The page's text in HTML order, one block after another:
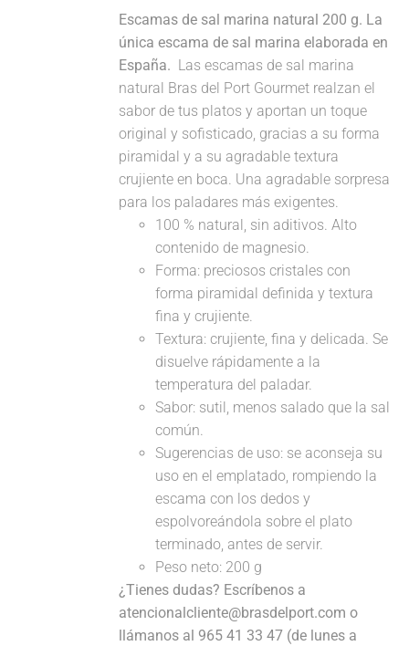
Escamas de sal marina natural 200 g. La
única escama de sal marina elaborada en
España. Las escamas de sal marina
natural Bras del Port Gourmet realzan el
sabor de tus platos y aportan un toque
original y sofisticado, gracias a su forma
piramidal y a su agradable textura
crujiente en boca. Una agradable sorpresa
para los paladares más exigentes.
100 % natural, sin aditivos. Alto
contenido de magnesio.
Forma: preciosos cristales con
forma piramidal definida y textura
fina y crujiente.
Textura: crujiente, fina y delicada. Se
disuelve rápidamente a la
temperatura del paladar.
Sabor: sutil, menos salado que la sal
común.
Sugerencias de uso: se aconseja su
uso en el emplatado, rompiendo la
escama con los dedos y
espolvoreándola sobre el plato
terminado, antes de servir.
Peso neto: 200 g
¿Tienes dudas? Escríbenos a
atencionalcliente@brasdelport.com o
llámanos al 965 41 33 47 (de lunes a